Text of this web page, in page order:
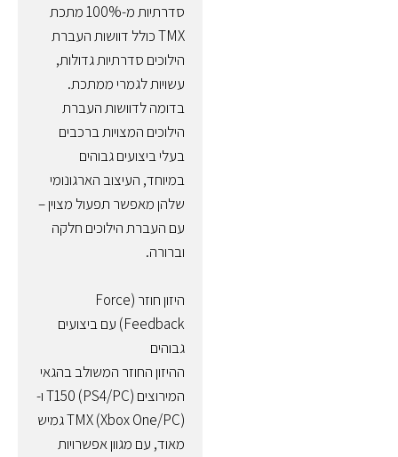
סדרתיות מ-100% מתכת
TMX כולל דוושות העברת
הילוכים סדרתיות גדולות,
עשויות לגמרי ממתכת.
בדומה לדוושות העברת
הילוכים המצויות ברכבים
בעלי ביצועים גבוהים
במיוחד, העיצוב הארגונומי
שלהן מאפשר תפעול מצוין –
עם העברת הילוכים חלקה
וברורה.
היזון חוזר (Force
Feedback) עם ביצועים
גבוהים
ההיזון החוזר המשולב בהגאי
המירוצים T150 (PS4/PC) ו-
TMX (Xbox One/PC) גמיש
מאוד, עם מגוון אפשרויות